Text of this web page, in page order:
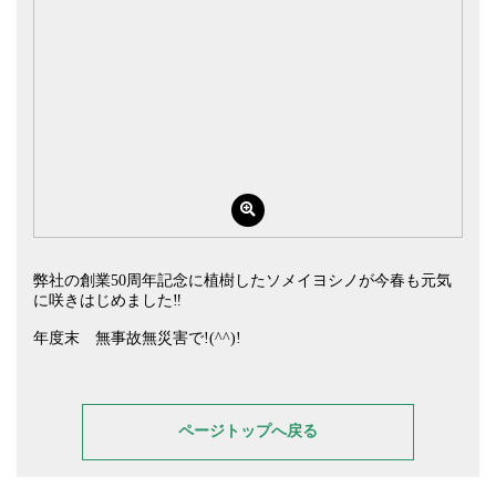
弊社の創業50周年記念に植樹したソメイヨシノが今春も元気
に咲きはじめました‼
年度末 無事故無災害で!(^^)!
ページトップへ戻る